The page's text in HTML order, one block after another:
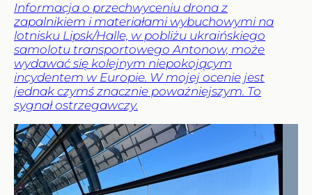
Informacja o przechwyceniu drona z
zapalnikiem i materiałami wybuchowymi na
lotnisku Lipsk/Halle, w pobliżu ukraińskiego
samolotu transportowego Antonow, może
wydawać się kolejnym niepokojącym
incydentem w Europie. W mojej ocenie jest
jednak czymś znacznie poważniejszym. To
sygnał ostrzegawczy.